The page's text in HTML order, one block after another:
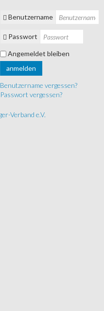
Benutzername
Passwort
Angemeldet bleiben
anmelden
Benutzername vergessen?
Passwort vergessen?